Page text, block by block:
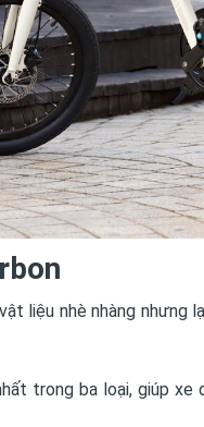
liệu nhè nhàng
trong ba loại, giúp